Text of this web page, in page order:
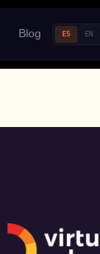
Blog ES EN